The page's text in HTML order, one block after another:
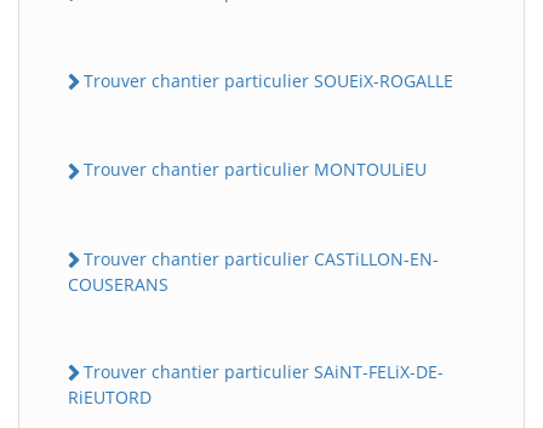
Trouver chantier particulier SOUEiX-ROGALLE
Trouver chantier particulier MONTOULiEU
Trouver chantier particulier CASTiLLON-EN-
COUSERANS
Trouver chantier particulier SAiNT-FELiX-DE-
RiEUTORD